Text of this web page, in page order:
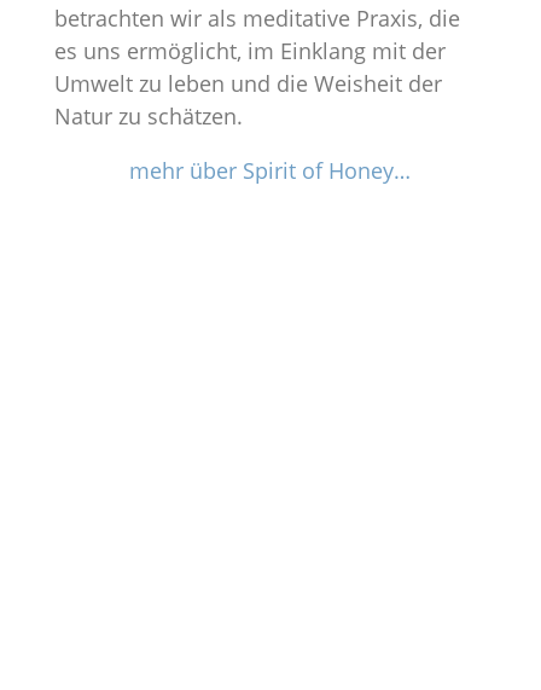
betrachten wir als meditative Praxis, die
es uns ermöglicht, im Einklang mit der
Umwelt zu leben und die Weisheit der
Natur zu schätzen.
mehr über Spirit of Honey…